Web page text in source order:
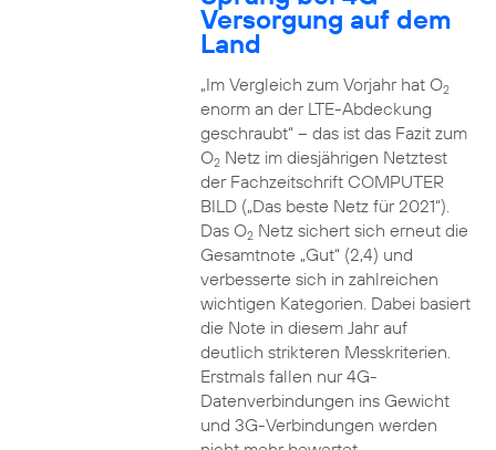
Versorgung auf dem
Land
„Im Vergleich zum Vorjahr hat O2
enorm an der LTE-Abdeckung
geschraubt“ – das ist das Fazit zum
O2Netz im diesjährigen Netztest
der Fachzeitschrift COMPUTER
BILD („Das beste Netz für 2021“).
Das O2Netz sichert sich erneut die
Gesamtnote „Gut“ (2,4) und
verbesserte sich in zahlreichen
wichtigen Kategorien. Dabei basiert
die Note in diesem Jahr auf
deutlich strikteren Messkriterien.
Erstmals fallen nur 4G-
Datenverbindungen ins Gewicht
und 3G-Verbindungen werden